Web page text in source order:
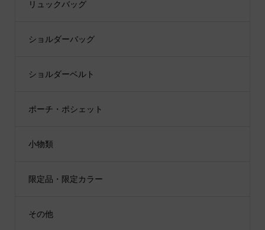
リュックバッグ
ショルダーバッグ
ショルダーベルト
ポーチ・ポシェット
小物類
限定品・限定カラー
その他